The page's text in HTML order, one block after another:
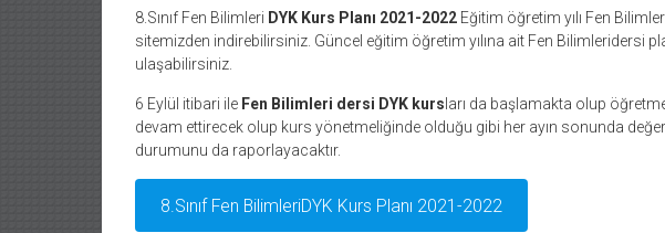
8.Sınıf Fen Bilimleri DYK Kurs Planı 2021-2022 Eğitim öğretim yılı Fen
sitemizden indirebilirsiniz. Güncel eğitim öğretim yılına ait Fen Bilimleridersi
ulaşabilirsiniz.
6 Eylül itibari ile Fen Bilimleri dersi DYK kurs ları da başlamakta olup
devam ettirecek olup kurs yönetmeliğinde olduğu gibi her ayın sonunda
durumunu da raporlayacaktır.
8.Sınıf Fen BilimleriDYK Kurs Planı 2021-2022